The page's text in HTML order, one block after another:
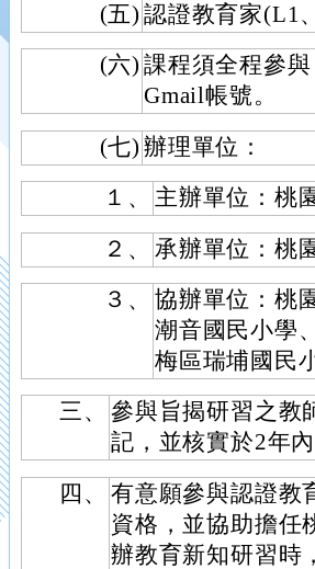
(五) 認證教育家(L1
(六) 課程須全程參
Gmail帳號。
(七) 辦理單位：
１、
主辦單位：桃
２、
承辦單位：桃
３、
協辦單位：桃
潮音國民小學
梅區瑞埔國民
三、
參與旨揭研習之教
記，並核實於2年內
四、
有意願參與認證教
資格，並協助擔任
辦教育新知研習時